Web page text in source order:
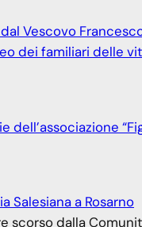
Vescovo
dei familiari delle
dell’associazione
Salesiana a Rosarno
scorso dalla